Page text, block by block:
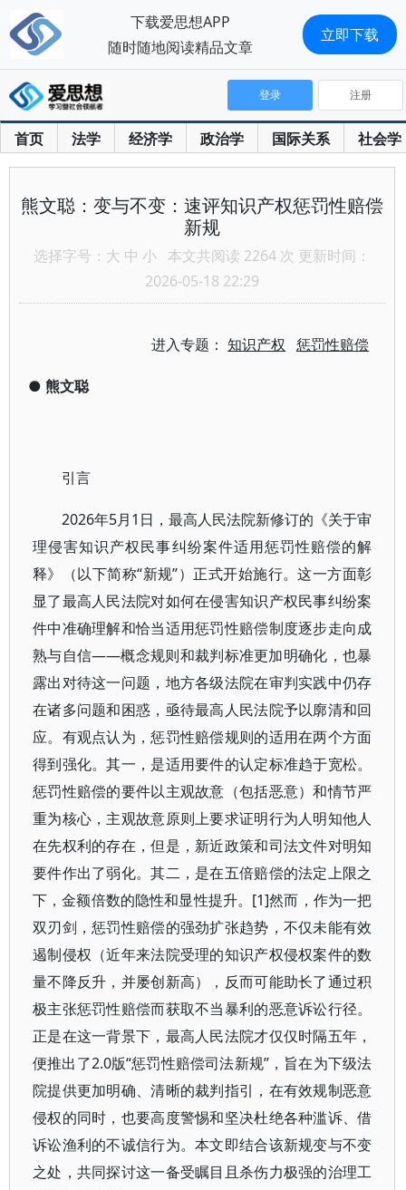
首页 法学 经济学 政治学 国际关系 社会学
登录 注册
熊文聪：变与不变：速评知识产权惩罚性赔偿
新规
选择字号： 大 中 小 本文共阅读 2264 次 更新时间：
2026-05-18 22:29
进入专题：知识产权 惩罚性赔偿
● 熊文聪
引言
2026年5月1日，最高人民法院新修订的《关于审
理侵害知识产权民事纠纷案件适用惩罚性赔偿的解
释》（以下简称“新规”）正式开始施行。这一方面彰
显了最高人民法院对如何在侵害知识产权民事纠纷案
件中准确理解和恰当适用惩罚性赔偿制度逐步走向成
熟与自信——概念规则和裁判标准更加明确化，也暴
露出对待这一问题，地方各级法院在审判实践中仍存
在诸多问题和困惑，亟待最高人民法院予以廓清和回
应。有观点认为，惩罚性赔偿规则的适用在两个方面
得到强化。其一，是适用要件的认定标准趋于宽松。
惩罚性赔偿的要件以主观故意（包括恶意）和情节严
重为核心，主观故意原则上要求证明行为人明知他人
在先权利的存在，但是，新近政策和司法文件对明知
要件作出了弱化。其二，是在五倍赔偿的法定上限之
下，金额倍数的隐性和显性提升。[1]然而，作为一把
双刃剑，惩罚性赔偿的强劲扩张趋势，不仅未能有效
遏制侵权（近年来法院受理的知识产权侵权案件的数
量不降反升，并屡创新高），反而可能助长了通过积
极主张惩罚性赔偿而获取不当暴利的恶意诉讼行径。
正是在这一背景下，最高人民法院才仅仅时隔五年，
便推出了2.0版“惩罚性赔偿司法新规”，旨在为下级法
院提供更加明确、清晰的裁判指引，在有效规制恶意
侵权的同时，也要高度警惕和坚决杜绝各种滥诉、借
诉讼渔利的不诚信行为。本文即结合该新规变与不变
之处，共同探讨这一备受瞩目且杀伤力极强的治理工
下载爱思想APP
随时随地阅读精品文章
立即下载